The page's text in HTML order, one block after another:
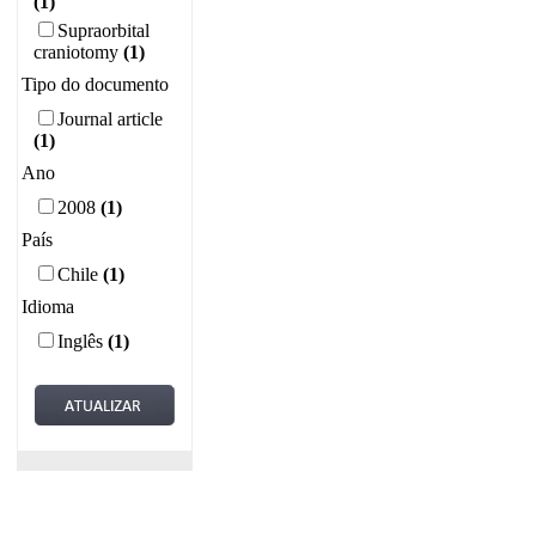
Supraorbital
craniotomy (1)
Tipo do documento
Journal article
(1)
Ano
2008 (1)
País
Chile (1)
Idioma
Inglês (1)